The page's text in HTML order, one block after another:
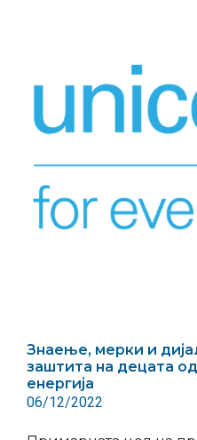
Знаење, мерки и
заштита на децата
енергија
06/12/2022